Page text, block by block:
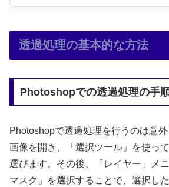
透過処理の基本的な方法
Photoshopでの透過処理の手
Photoshopで透過処理を行うのは意
画像を開き、「選択ツール」を使っ
選びます。その後、「レイヤー」メ
マスク」を選択することで、選択し